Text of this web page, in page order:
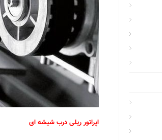
اپراتور ریلی درب شیشه ای